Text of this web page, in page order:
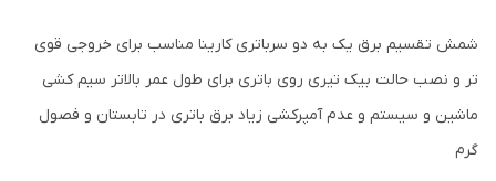
شمش تقسیم برق یک به دو سرباتری کارینا مناسب برای خروجی قوی
تر و نصب حالت بیک تیری روی باتری برای طول عمر بالاتر سیم کشی
ماشین و سیستم و عدم آمپرکشی زیاد برق باتری در تابستان و فصول
گرم